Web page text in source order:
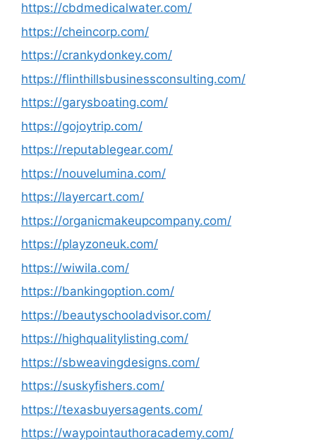
https://cbdmedicalwater.com/
https://cheincorp.com/
https://crankydonkey.com/
https://flinthillsbusinessconsulting.com/
https://garysboating.com/
https://gojoytrip.com/
https://reputablegear.com/
https://nouvelumina.com/
https://layercart.com/
https://organicmakeupcompany.com/
https://playzoneuk.com/
https://wiwila.com/
https://bankingoption.com/
https://beautyschooladvisor.com/
https://highqualitylisting.com/
https://sbweavingdesigns.com/
https://suskyfishers.com/
https://texasbuyersagents.com/
https://waypointauthoracademy.com/